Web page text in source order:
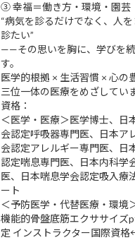
③ 幸福＝働き方・環境・園芸
“病気を診るだけでなく、人を
診たい”
——その思いを胸に、学びを
す。
医学的根拠 × 生活習慣 × 心の
三位一体の医療をめざしていま
資格：
＜医学・医療＞医学博士、日
会認定呼吸器専門医、日本ア
会認定アレルギー専門医、日
認定喘息専門医、日本内科学
医、日本喘息学会認定吸入療
ート
＜予防医学・代替医療・環境
機能的骨盤底筋エクササイズ
定 インストラクター国際資